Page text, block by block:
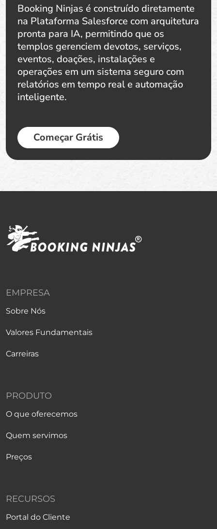
Booking Ninjas é construído diretamente
na Plataforma Salesforce com arquitetura
pronta para IA, permitindo que os
templos gerenciem devotos, serviços,
eventos, doações, instalações e
operações em um sistema seguro com
relatórios em tempo real e automação
inteligente.
Começar Grátis
EMPRESA
Sobre Nós
Valores Fundamentais
Carreiras
PRODUTO
O que oferecemos
Quem servimos
Preços
RECURSOS
Portal do Cliente